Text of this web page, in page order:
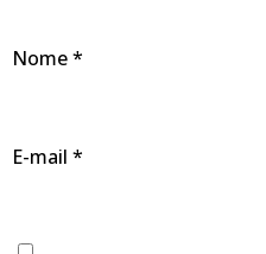
Nome*
E-mail *